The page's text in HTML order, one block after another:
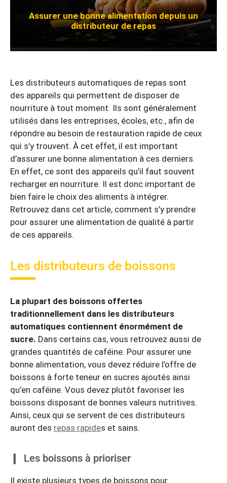
Assurer une bonne alimentation depuis un
distributeur de repas
Les distributeurs automatiques de repas sont
des appareils qui permettent de disposer de
nourriture à tout moment. Ils sont généralement
utilisés dans les entreprises, écoles, etc., afin de
répondre au besoin de restauration rapide de ceux
qui s’y trouvent. À cet effet, il est important
d’assurer une bonne alimentation à ces derniers.
En effet, ce sont des appareils qu’il faut souvent
recharger en nourriture. Il est donc important de
bien faire le choix des aliments à intégrer.
Retrouvez dans cet article, comment s’y prendre
pour assurer une alimentation de qualité à partir
de ces appareils.
Les distributeurs de boissons
La plupart des boissons offertes
traditionnellement dans les distributeurs
automatiques contiennent énormément de
sucre. Dans certains cas, vous retrouvez aussi de
grandes quantités de caféine. Pour assurer une
bonne alimentation, vous devez réduire l’offre de
boissons à forte teneur en sucres ajoutés ainsi
qu’en caféine. Vous devez plutôt favoriser les
boissons disposant de bonnes valeurs nutritives.
Ainsi, ceux qui se servent de ces distributeurs
auront des repas rapides et sains.
Les boissons à prioriser
Il existe plusieurs types de boissons pour